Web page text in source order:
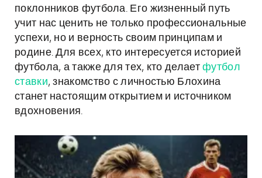
поклонников футбола. Его жизненный путь
учит нас ценить не только профессиональные
успехи, но и верность своим принципам и
родине. Для всех, кто интересуется историей
футбола, а также для тех, кто делаетфутбол
ставки, знакомство с личностью Блохина
станет настоящим открытием и источником
вдохновения.